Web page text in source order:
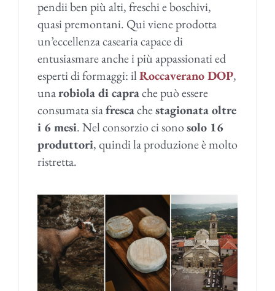
pendii ben più alti, freschi e boschivi,
quasi premontani. Qui viene prodotta
un’eccellenza casearia capace di
entusiasmare anche i più appassionati ed
esperti di formaggi: ilRoccaverano DOP,
unarobiola di caprache può essere
consumata siafrescachestagionata oltre
i 6 mesi. Nel consorzio ci sonosolo 16
produttori, quindi la produzione è molto
ristretta.